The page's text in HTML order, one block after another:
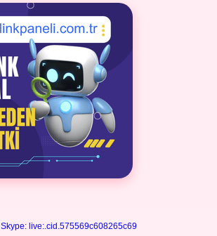
Skype: live:.cid.575569c608265c69